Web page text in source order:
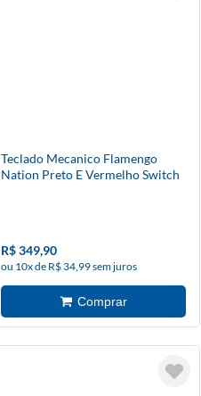
Teclado Mecanico Flamengo
Nation Preto E Vermelho Switch
R$ 349,90
ou 10x de R$ 34,99 sem juros